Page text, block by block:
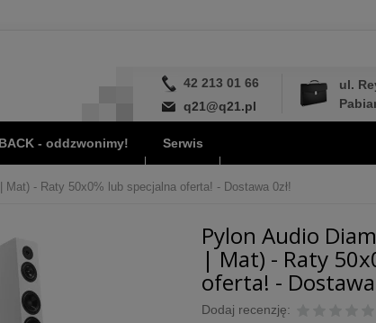
42 213 01 66
q21@q21.pl
ul.
- oddzwonimy! Serwis
- Raty 50x0% lub specjalna oferta! - Dostawa 0zł!
Pylon Audio
| Mat) - Raty
oferta! - Dostawa
Dodaj recenzję: